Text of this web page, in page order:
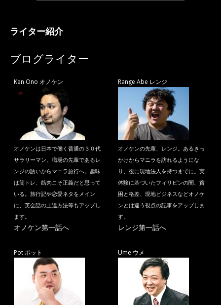
ライター紹介
ブログライター
Ken Ono オノケン
オノケンは日本で働く普通の３０代
サラリーマン。職場の先輩であるレ
ンジの誘いからマニラ旅行へ。趣味
は筋トレ、筋肉こそ正義だと思って
いる。旅行記や恋愛ネタをメイン
に、英会話の上達方法等もアップし
ます。
オノケン第一話へ
Range Abe レンジ
オノケンの先輩、レンジ。あるきっ
かけからマニラを訪れるようにな
り、後に現地法人を持つまでに。実
体験に基づいたフィリピンの闇、貧
困と格差、現地ビジネスなどオノケ
ンとは違う視点の記事をアップしま
す。
レンジ第一話へ
Pot ポット Ume ウメ